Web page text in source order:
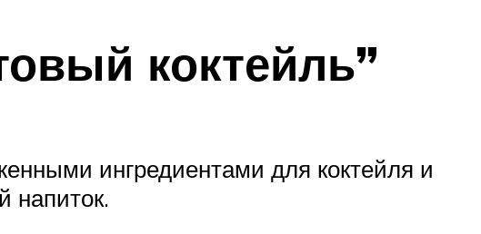
коктейль”
ингредиентами для коктейля и
напиток.